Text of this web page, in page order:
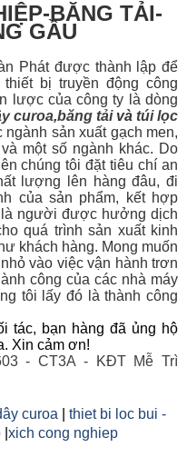
BĂNG TẢI-
GẦU
Phát được thành lập để
thiết bị truyền động công
lược của công ty là dòng
curoa,băng tảivàtúi lọc
sản xuất gạch men,
một số ngành khác. Do
chúng tôi đặt tiêu chí an
lượng lên hàng đâu, đi
của sản phẩm, kết hợp
là người được hưởng dịch
quá trình sản xuất kinh
khách hàng. Mong muốn
vào việc vận hành trơn
công của các nhà máy
tôi lấy đó là thành công
tác, bạn hàng đã ủng hộ
Xin cảm ơn!
- CT3A - KĐT Mễ Trì
curoa
thiet bi loc bui -
xich cong nghiep